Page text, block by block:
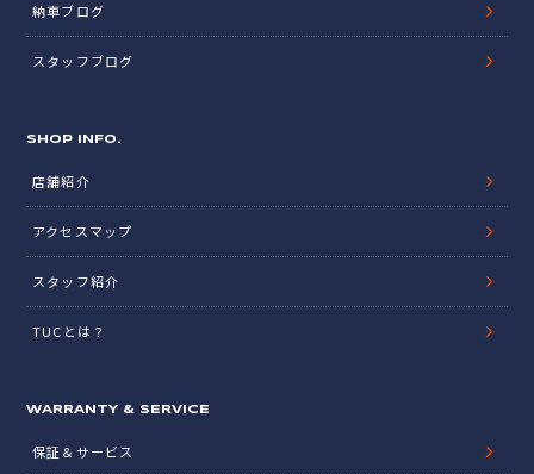
納車ブログ
スタッフブログ
SHOP INFO.
店舗紹介
アクセスマップ
スタッフ紹介
TUCとは？
WARRANTY & SERVICE
保証＆サービス